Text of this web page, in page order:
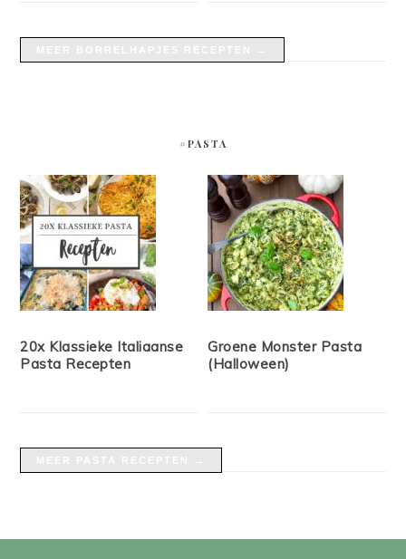
#PASTA
20x Klassieke Italiaanse
Pasta Recepten
Groene Monster Pasta
(Halloween)